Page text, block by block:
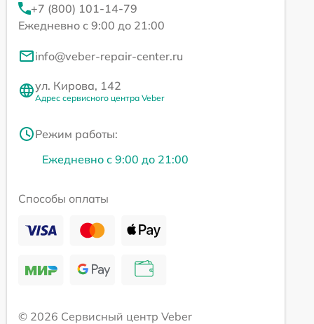
+7 (800) 101-14-79
Ежедневно с 9:00 до 21:00
info@veber-repair-center.ru
ул. Кирова, 142
Адрес сервисного центра Veber
Режим работы:
Ежедневно с 9:00 до 21:00
Способы оплаты
© 2026 Сервисный центр Veber